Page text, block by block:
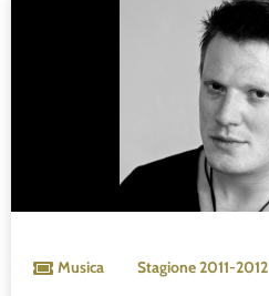
Musica Stagione2011-2012